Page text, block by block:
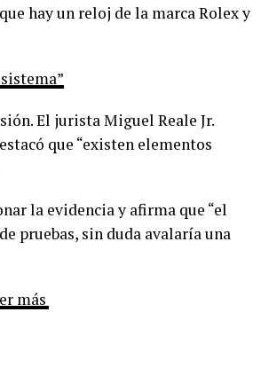
hay un reloj de la marca Rolex y
El jurista Miguel Reale Jr.
que “existen elementos
la evidencia y afirma que “el
pruebas, sin duda avalaría una
más